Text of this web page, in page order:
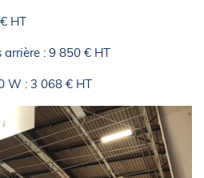
HT
: 9 850 € HT
W : 3 068 € HT